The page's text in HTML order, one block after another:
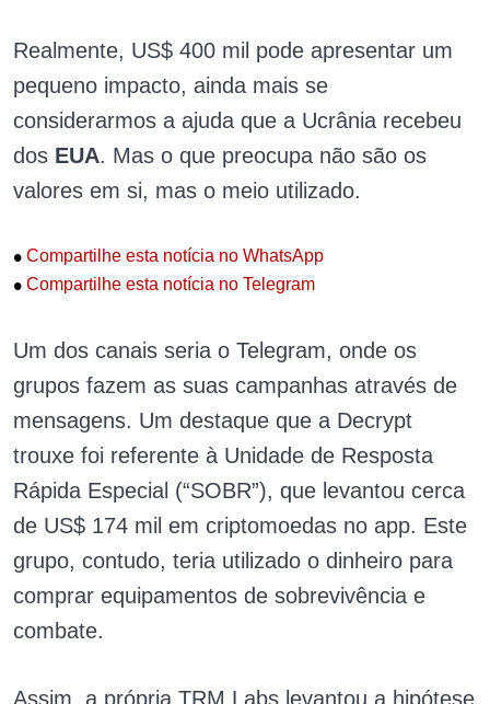
Realmente, US$ 400 mil pode apresentar um
pequeno impacto, ainda mais se
considerarmos a ajuda que a Ucrânia recebeu
dos EUA. Mas o que preocupa não são os
valores em si, mas o meio utilizado.
• Compartilhe esta notícia no WhatsApp
• Compartilhe esta notícia no Telegram
Um dos canais seria o Telegram, onde os
grupos fazem as suas campanhas através de
mensagens. Um destaque que a Decrypt
trouxe foi referente à Unidade de Resposta
Rápida Especial (“SOBR”), que levantou cerca
de US$ 174 mil em criptomoedas no app. Este
grupo, contudo, teria utilizado o dinheiro para
comprar equipamentos de sobrevivência e
combate.
Assim, a própria TRM Labs levantou a hipótese